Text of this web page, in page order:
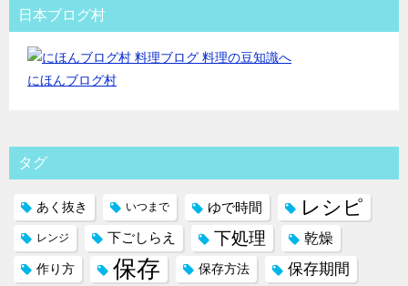
日本ブログ村
にほんブログ村
タグ
あく抜き いつまで ゆで時間 レシピ
レンジ 下ごしらえ 下処理 乾燥
作り方 保存 保存方法 保存期間